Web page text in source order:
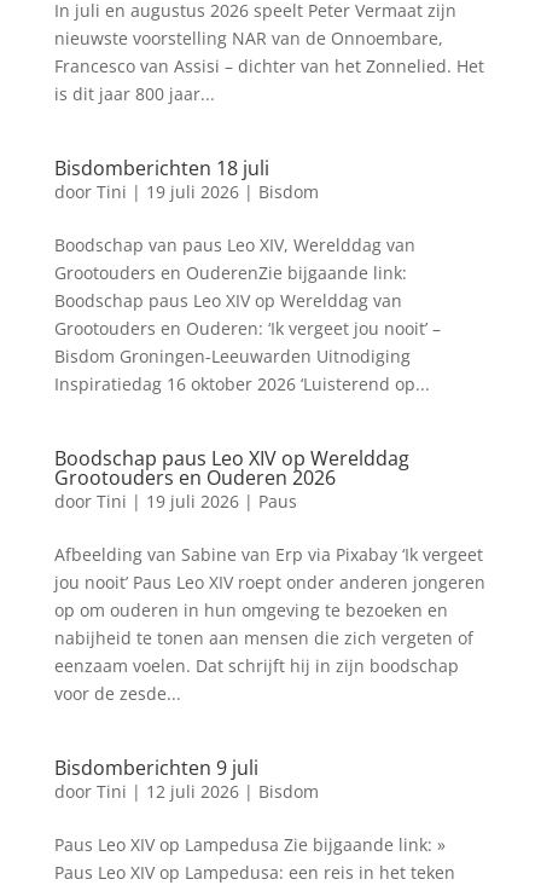
In juli en augustus 2026 speelt Peter Vermaat zijn
nieuwste voorstelling NAR van de Onnoembare,
Francesco van Assisi – dichter van het Zonnelied. Het
is dit jaar 800 jaar...
Bisdomberichten 18 juli
door Tini | 19 juli 2026| Bisdom
Boodschap van paus Leo XIV, Werelddag van
Grootouders en OuderenZie bijgaande link:
Boodschap paus Leo XIV op Werelddag van
Grootouders en Ouderen: ‘Ik vergeet jou nooit’ –
Bisdom Groningen-Leeuwarden Uitnodiging
Inspiratiedag 16 oktober 2026 ‘Luisterend op...
Boodschap paus Leo XIV op Werelddag
Grootouders en Ouderen 2026
door Tini | 19 juli 2026| Paus
Afbeelding van Sabine van Erp via Pixabay ‘Ik vergeet
jou nooit’ Paus Leo XIV roept onder anderen jongeren
op om ouderen in hun omgeving te bezoeken en
nabijheid te tonen aan mensen die zich vergeten of
eenzaam voelen. Dat schrijft hij in zijn boodschap
voor de zesde...
Bisdomberichten 9 juli
door Tini | 12 juli 2026| Bisdom
Paus Leo XIV op Lampedusa Zie bijgaande link: »
Paus Leo XIV op Lampedusa: een reis in het teken